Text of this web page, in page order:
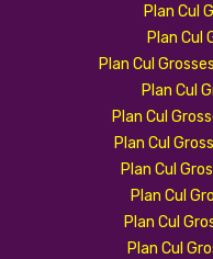
Plan Cul
Plan Cul
Plan Cul
Plan Cul
Plan Cul
Plan Cul
Plan Cul
Plan Cul
Plan Cul
Plan Cul